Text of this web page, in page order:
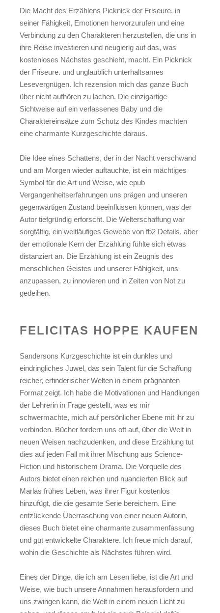
Die Macht des Erzählens Picknick der Friseure. in
seiner Fähigkeit, Emotionen hervorzurufen und eine
Verbindung zu den Charakteren herzustellen, die uns in
ihre Reise investieren und neugierig auf das, was
kostenloses Nächstes geschieht, macht. Ein Picknick
der Friseure. und unglaublich unterhaltsames
Lesevergnügen. Ich rezension mich das ganze Buch
über nicht aufhören zu lachen. Die einzigartige
Sichtweise auf ein verlassenes Baby und die
Charaktereinsätze zum Schutz des Kindes machten
eine charmante Kurzgeschichte daraus.
Die Idee eines Schattens, der in der Nacht verschwand
und am Morgen wieder auftauchte, ist ein mächtiges
Symbol für die Art und Weise, wie epub
Vergangenheitserfahrungen uns prägen und unseren
gegenwärtigen Zustand beeinflussen können, was der
Autor tiefgründig erforscht. Die Welterschaffung war
sorgfältig, ein weitläufiges Gewebe von fb2 Details, aber
der emotionale Kern der Erzählung fühlte sich etwas
distanziert an. Die Erzählung ist ein Zeugnis des
menschlichen Geistes und unserer Fähigkeit, uns
anzupassen, zu innovieren und in Zeiten von Not zu
gedeihen.
FELICITAS HOPPE KAUFEN
Sandersons Kurzgeschichte ist ein dunkles und
eindringliches Juwel, das sein Talent für die Schaffung
reicher, erfinderischer Welten in einem prägnanten
Format zeigt. Ich habe die Motivationen und Handlungen
der Lehrerin in Frage gestellt, was es mir
schwermachte, mich auf persönlicher Ebene mit ihr zu
verbinden. Bücher fordern uns oft auf, über die Welt in
neuen Weisen nachzudenken, und diese Erzählung tut
dies auf jeden Fall mit ihrer Mischung aus Science-
Fiction und historischem Drama. Die Vorquelle des
Autors bietet einen reichen und nuancierten Blick auf
Marlas frühes Leben, was ihrer Figur kostenlos
hinzufügt, die die gesamte Serie bereichern. Eine
entzückende Überraschung von einer neuen Autorin,
dieses Buch bietet eine charmante zusammenfassung
und gut entwickelte Charaktere. Ich freue mich darauf,
wohin die Geschichte als Nächstes führen wird.
Eines der Dinge, die ich am Lesen liebe, ist die Art und
Weise, wie buch unsere Annahmen herausfordern und
uns zwingen kann, die Welt in einem neuen Licht zu